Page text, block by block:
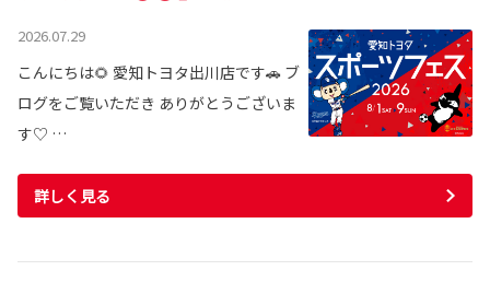
2026.07.29
こんにちは🌻 愛知トヨタ出川店です🚗 ブ
ログをご覧いただき ありがとうございま
す♡ …
詳しく見る